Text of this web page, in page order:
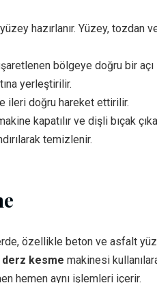
hazırlanır. Yüzey, tozdan
bölgeye doğru bir
yerleştirilir.
ileri doğru hareket ettirilir.
kapatılır ve dişli bıçak
temizlenir.
özellikle beton ve asfalt
derz kesme makinesi
hemen aynı işlemleri içerir.